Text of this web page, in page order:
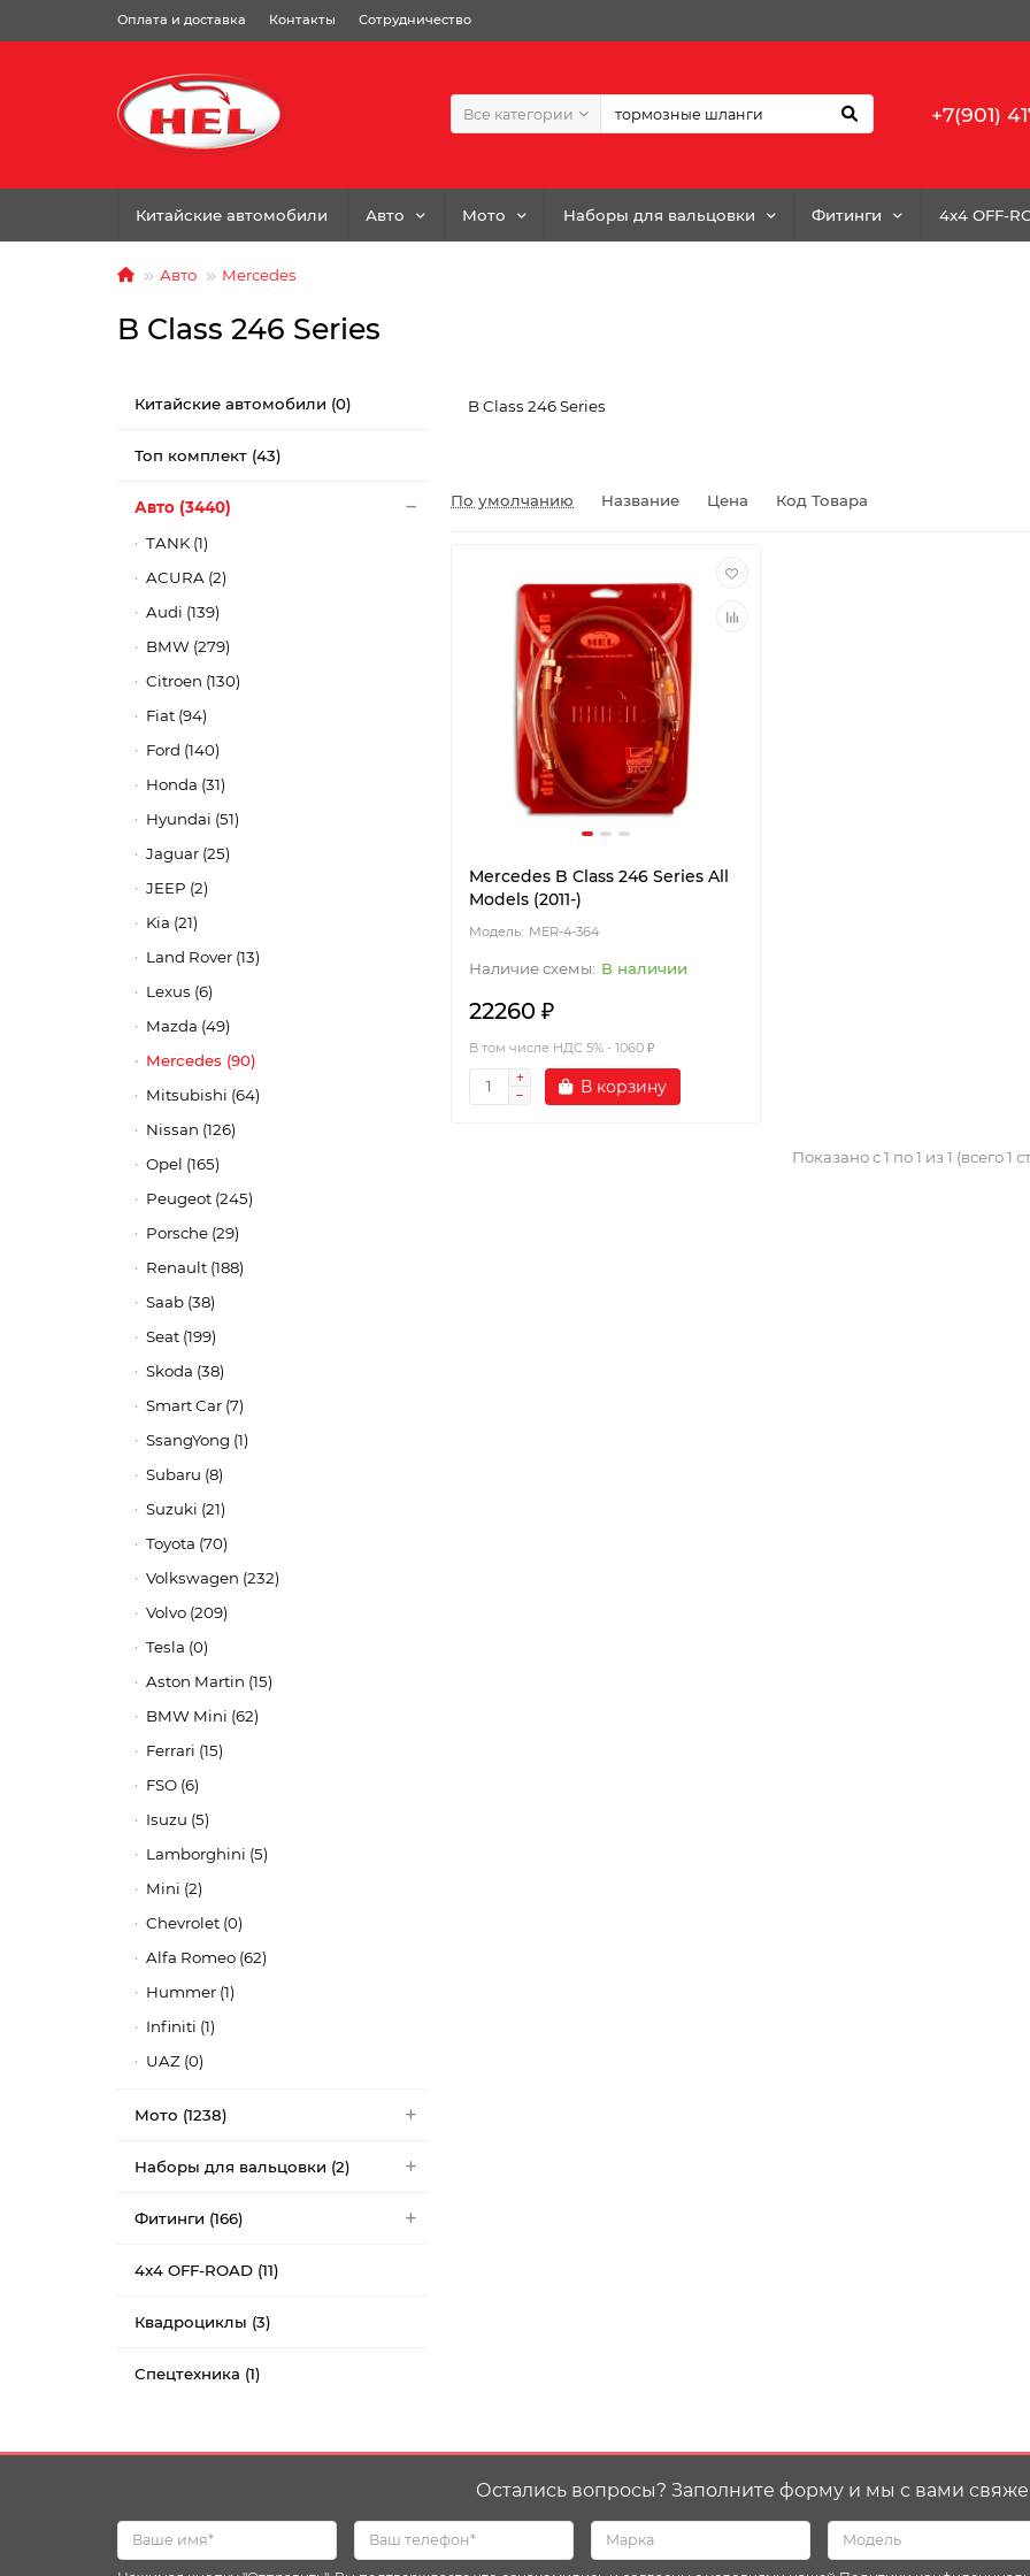
Оплата и доставка Контакты Сотрудничество
Все категории +7(901)
Китайские автомобили Авто Мото Наборы для вальцовки Фитинги 4x4 OFF-
Авто Mercedes
B Class 246 Series
Китайские автомобили (0)
Топ комплект (43)
Авто (3440)
TANK (1)
ACURA (2)
Audi (139)
BMW (279)
Citroen (130)
Fiat (94)
Ford (140)
Honda (31)
Hyundai (51)
Jaguar (25)
JEEP (2)
Kia (21)
Land Rover (13)
Lexus (6)
Mazda (49)
Mercedes (90)
Mitsubishi (64)
Nissan (126)
Opel (165)
Peugeot (245)
Porsche (29)
Renault (188)
Saab (38)
Seat (199)
Skoda (38)
Smart Car (7)
SsangYong (1)
Subaru (8)
Suzuki (21)
Toyota (70)
Volkswagen (232)
Volvo (209)
Tesla (0)
Aston Martin (15)
BMW Mini (62)
Ferrari (15)
FSO (6)
Isuzu (5)
Lamborghini (5)
Mini (2)
Chevrolet (0)
Alfa Romeo (62)
Hummer (1)
Infiniti (1)
UAZ (0)
Мото (1238)
Наборы для вальцовки (2)
Фитинги (166)
4x4 OFF-ROAD (11)
Квадроциклы (3)
Спецтехника (1)
B Class 246 Series
По умолчанию Название Цена Код Товара
Mercedes B Class 246 Series All
Models (2011-)
MER-4-364
В наличии
22260 ₽
В том числе НДС 5% - 1060 ₽
В корзину
Показано с 1 по 1 из 1 (всего 1
Остались вопросы? Заполните форму и мы с вами